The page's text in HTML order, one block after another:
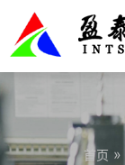
首页 »